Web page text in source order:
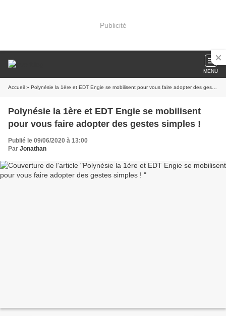
Publicité
MENU
Accueil » Polynésie la 1ère et EDT Engie se mobilisent pour vous faire adopter des gestes simples !
Polynésie la 1ère et EDT Engie se mobilisent
pour vous faire adopter des gestes simples !
Publié le 09/06/2020 à 13:00
Par Jonathan